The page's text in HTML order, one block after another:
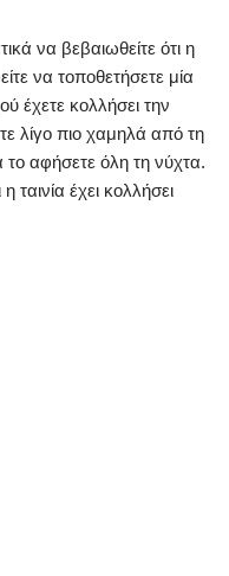
να βεβαιωθείτε ότι η
να τοποθετήσετε μία
έχετε κολλήσει την
λίγο πιο χαμηλά από τη
αφήσετε όλη τη νύχτα.
ταινία έχει κολλήσει